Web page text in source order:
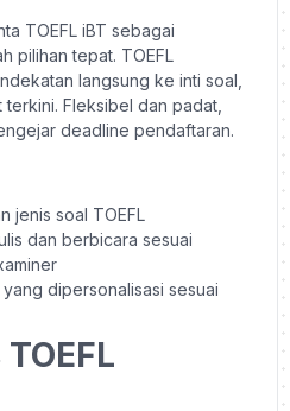
TOEFL iBT sebagai
pilihan tepat. TOEFL
langsung ke inti soal,
Fleksibel dan padat,
deadline pendaftaran.
jenis soal TOEFL
dan berbicara sesuai
dipersonalisasi sesuai